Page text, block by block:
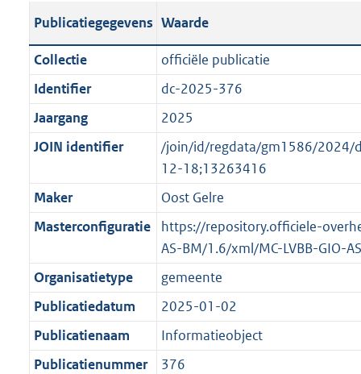
l
c
a
t
i
e
n
f
o
m
a
a
t
o
t
e
:
2
K
b
i
c
a
t
i
i
n
f
r
m
a
a
t
o
t
t
e
:
o
b
e
k
n
d
t
a
n
d
g
r
o
o
t
t
e
:
2
K
b
Publicatiegegevens Waarde
Collectie
officiële publicatie
Identifier
dc-2025-376
Jaargang
2025
JOIN identifier
/join/id/regdata/gm1586/2024/
12-18;13263416
Maker
Oost Gelre
Masterconfiguratie
https://repository.officiele-
AS-BM/1.6/xml/MC-LVBB-GIO-
Organisatietype
gemeente
Publicatiedatum
2025-01-02
Publicatienaam
Informatieobject
Publicatienummer
376